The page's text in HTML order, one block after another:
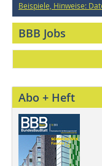
Beispiele, Hinweise:
BBB Jobs
Abo + Heft